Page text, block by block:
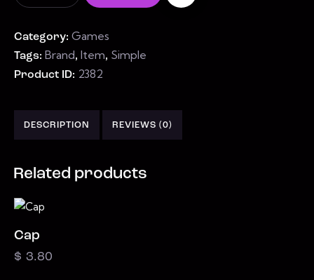
Category: Games
Tags: Brand, Item, Simple
Product ID: 2382
DESCRIPTION REVIEWS (0)
Related products
Cap
$ 3.80